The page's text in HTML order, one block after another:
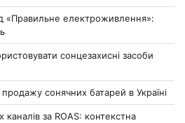
«Правильне електроживлення»:
сонцезахисні засоби
сонячних батарей в Україні
за ROAS: контекстна